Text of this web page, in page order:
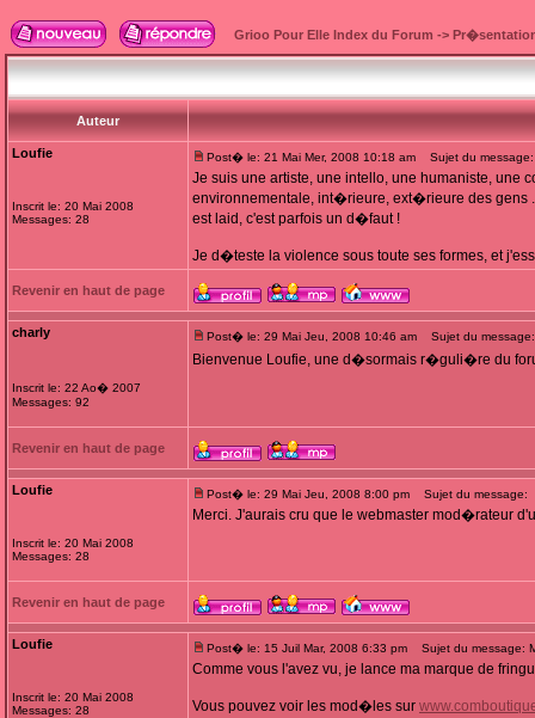
Grioo Pour Elle Index du Forum ->
Auteur
Loufie
Inscrit le: 20 Mai 2008
Messages: 28
Post� le: 21 Mai Mer, 2008 10:18 am Sujet du
Je suis une artiste, une intello, une humaniste, une
environnementale, int�rieure, ext�rieure des gens
est laid, c'est parfois un d�faut !
Je d�teste la violence sous toute ses formes, et
Revenir en haut de page
charly
Inscrit le: 22 Ao� 2007
Messages: 92
Post� le: 29 Mai Jeu, 2008 10:46 am Sujet du message:
Bienvenue Loufie, une d�sormais r�guli�re du
Revenir en haut de page
Loufie
Inscrit le: 20 Mai 2008
Messages: 28
Post� le: 29 Mai Jeu, 2008 8:00 pm Sujet du message:
Merci. J'aurais cru que le webmaster mod�rateur
Revenir en haut de page
Loufie
Inscrit le: 20 Mai 2008
Messages: 28
Post� le: 15 Juil Mar, 2008 6:33 pm Sujet du message:
Comme vous l'avez vu, je lance ma marque de
Vous pouvez voir les mod�les sur